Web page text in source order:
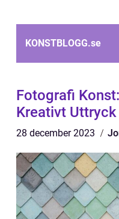
KONSTBLOGG.se
Fotografi
Kreativt Uttryck
28 december 2023